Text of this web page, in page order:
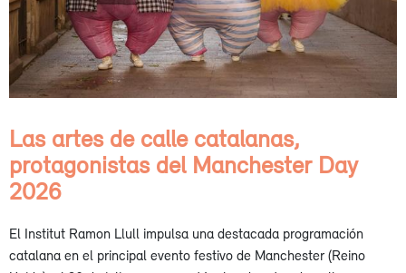
Las artes de calle catalanas,
protagonistas del Manchester Day
2026
El Institut Ramon Llull impulsa una destacada programación
catalana en el principal evento festivo de Manchester (Reino